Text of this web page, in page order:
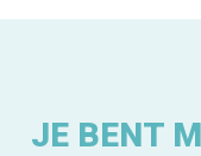
JE BENT